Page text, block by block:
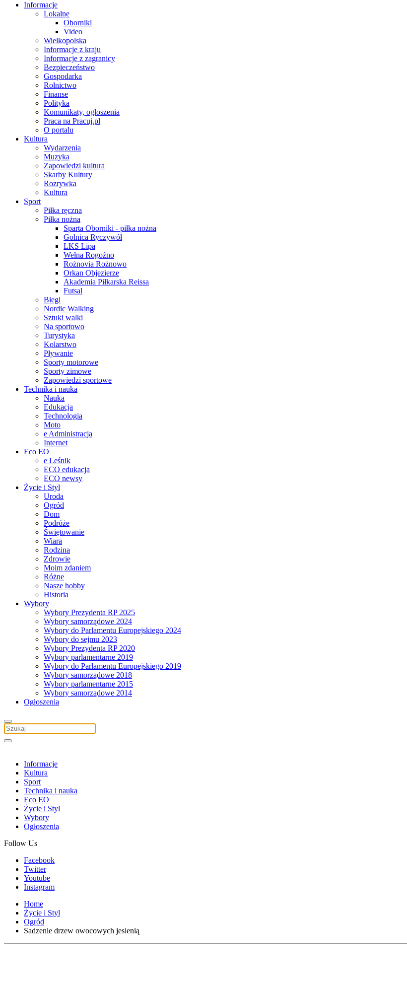
Informacje
Lokalne
Oborniki
Video
Wielkopolska
Informacje z kraju
Informacje z zagranicy
Bezpieczeństwo
Gospodarka
Rolnictwo
Finanse
Polityka
Komunikaty, ogłoszenia
Praca na Pracuj.pl
O portalu
Kultura
Wydarzenia
Muzyka
Zapowiedzi kultura
Skarby Kultury
Rozrywka
Kultura
Sport
Piłka ręczna
Piłka nożna
Sparta Oborniki - piłka nożna
Golnica Ryczywół
LKS Lipa
Wełna Rogoźno
Rożnovia Rożnowo
Orkan Objezierze
Akademia Piłkarska Reissa
Futsal
Biegi
Nordic Walking
Sztuki walki
Na sportowo
Turystyka
Kolarstwo
Pływanie
Sporty motorowe
Sporty zimowe
Zapowiedzi sportowe
Technika i nauka
Nauka
Edukacja
Technologia
Moto
e Administracja
Internet
Eco EO
e Leśnik
ECO edukacja
ECO newsy
Życie i Styl
Uroda
Ogród
Dom
Podróże
Świętowanie
Wiara
Rodzina
Zdrowie
Moim zdaniem
Różne
Nasze hobby
Historia
Wybory
Wybory Prezydenta RP 2025
Wybory samorządowe 2024
Wybory do Parlamentu Europejskiego 2024
Wybory do sejmu 2023
Wybory Prezydenta RP 2020
Wybory parlamentarne 2019
Wybory do Parlamentu Europejskiego 2019
Wybory samorządowe 2018
Wybory parlamentarne 2015
Wybory samorządowe 2014
Ogłoszenia
Informacje
Kultura
Sport
Technika i nauka
Eco EO
Życie i Styl
Wybory
Ogłoszenia
Follow Us
Facebook
Twitter
Youtube
Instagram
Home
Życie i Styl
Ogród
Sadzenie drzew owocowych jesienią